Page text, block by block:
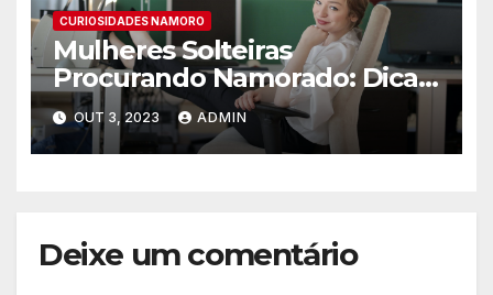
CURIOSIDADES NAMORO
Mulheres Solteiras
Procurando Namorado: Dicas
para Encontrar o Amor
OUT 3, 2023 ADMIN
Deixe um comentário